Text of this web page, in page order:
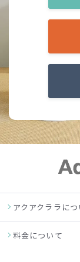
アクアクララにつ
料金について